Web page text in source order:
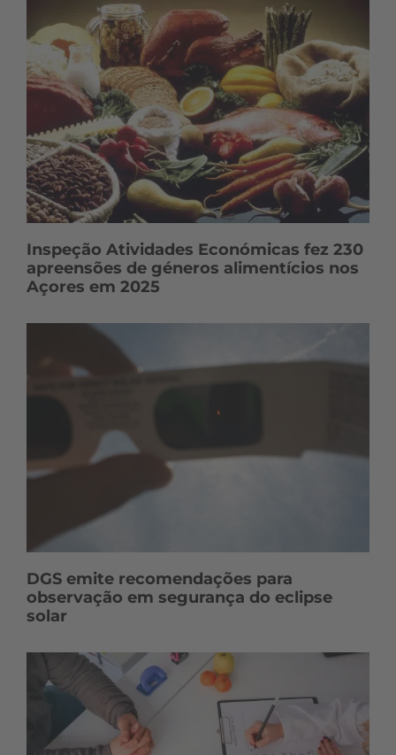
Inspeção Atividades Económicas fez 230
apreensões de géneros alimentícios nos
Açores em 2025
DGS emite recomendações para
observação em segurança do eclipse
solar